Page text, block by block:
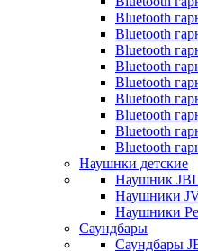
Bluetooth
Bluetooth
Bluetooth
Bluetooth
Bluetooth
Bluetooth
Bluetooth
Bluetooth
Bluetooth
Наушнки детские
Наушник
Наушники
Наушники
Саундбары
Саундбары